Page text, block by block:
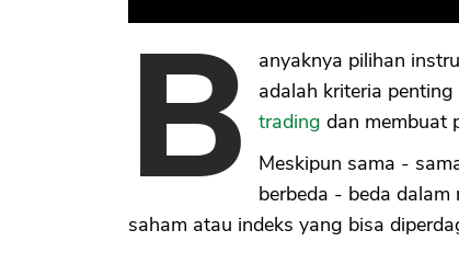
B anyaknya pilihan
adalah kriteria
trading dan membuat
Meskipun sama -
berbeda - beda
saham atau indeks yang bisa